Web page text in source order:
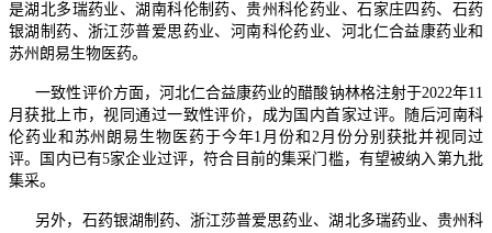
是湖北多瑞药业、湖南科伦制药、贵州科伦药业、石家庄四药、石药
银湖制药、浙江莎普爱思药业、河南科伦药业、河北仁合益康药业和
苏州朗易生物医药。
一致性评价方面，河北仁合益康药业的醋酸钠林格注射于2022年11
月获批上市，视同通过一致性评价，成为国内首家过评。随后河南科
伦药业和苏州朗易生物医药于今年1月份和2月份分别获批并视同过
评。国内已有5家企业过评，符合目前的集采门槛，有望被纳入第九批
集采。
另外，石药银湖制药、浙江莎普爱思药业、湖北多瑞药业、贵州科